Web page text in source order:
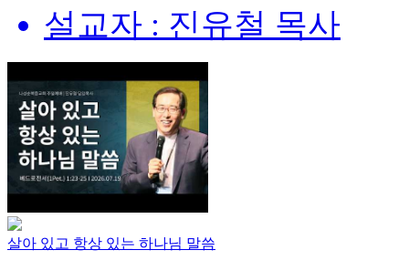
설교자 : 진유철 목사
살아 있고 항상 있는 하나님 말씀